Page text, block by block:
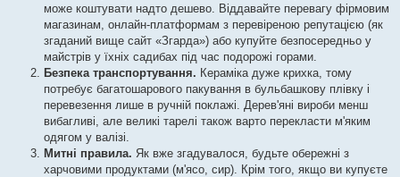
може коштувати надто дешево. Віддавайте перевагу фірмовим
магазинам, онлайн-платформам з перевіреною репутацією (як
згаданий вище сайт «Згарда») або купуйте безпосередньо у
майстрів у їхніх садибах під час подорожі горами.
Безпека транспортування. Кераміка дуже крихка, тому
потребує багатошарового пакування в бульбашкову плівку і
перевезення лише в ручній поклажі. Дерев'яні вироби менш
вибагливі, але великі тарелі також варто перекласти м'яким
одягом у валізі.
Митні правила. Як вже згадувалося, будьте обережні з
харчовими продуктами (м'ясо, сир). Крім того, якщо ви купуєте